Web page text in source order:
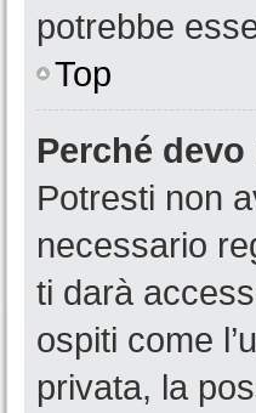
potrebbe
Top
Perché
Potresti non
necessario
ti darà
ospiti come
privata, la